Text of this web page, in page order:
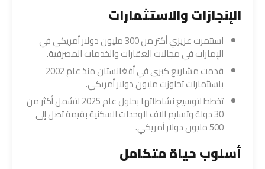
الإنجازات والاستثمارات
استثمرت عزيزي أكثر من 300 مليون دولار أمريكي في
الإمارات في مجالات العقارات والخدمات المصرفية.
قدمت مشاريع كبرى في أفغانستان منذ عام 2002
باستثمارات تجاوزت مليون دولار أمريكي.
تخطط لتوسيع نشاطاتها بحلول عام 2025 لتشمل أكثر من
30 دولة وتسليم آلاف الوحدات السكنية بقيمة تصل إلى
500 مليون دولار أمريكي.
أسلوب حياة متكامل